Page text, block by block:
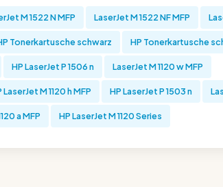
M 1522 N MFP LaserJet M 1522 NF MFP
Tonerkartusche schwarz HP Tonerkartusche
HP LaserJet P 1506 n LaserJet M 1120 w MFP
LaserJet M 1120 h MFP HP LaserJet P 1503 n
a MFP HP LaserJet M 1120 Series